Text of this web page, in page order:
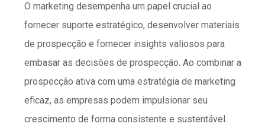
O marketing desempenha um papel crucial ao
fornecer suporte estratégico, desenvolver materiais
de prospecção e fornecer insights valiosos para
embasar as decisões de prospecção. Ao combinar a
prospecção ativa com uma estratégia de marketing
eficaz, as empresas podem impulsionar seu
crescimento de forma consistente e sustentável.